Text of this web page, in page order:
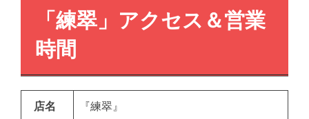
「練翠」 アクセス＆営業
時間
店名 『練翠』